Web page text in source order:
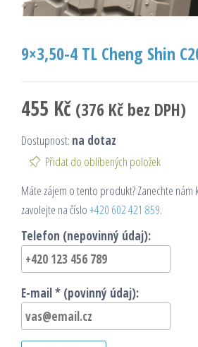
9×3,50-4 TL Cheng Shin
455 Kč (376 Kč bez DPH)
Dostupnost: na dotaz
Přidat do oblíbených položek
Máte zájem o tento produkt? Zanechte nám
zavolejte na číslo+420 602 421 859.
Telefon (nepovinný údaj):
E-mail * (povinný údaj):